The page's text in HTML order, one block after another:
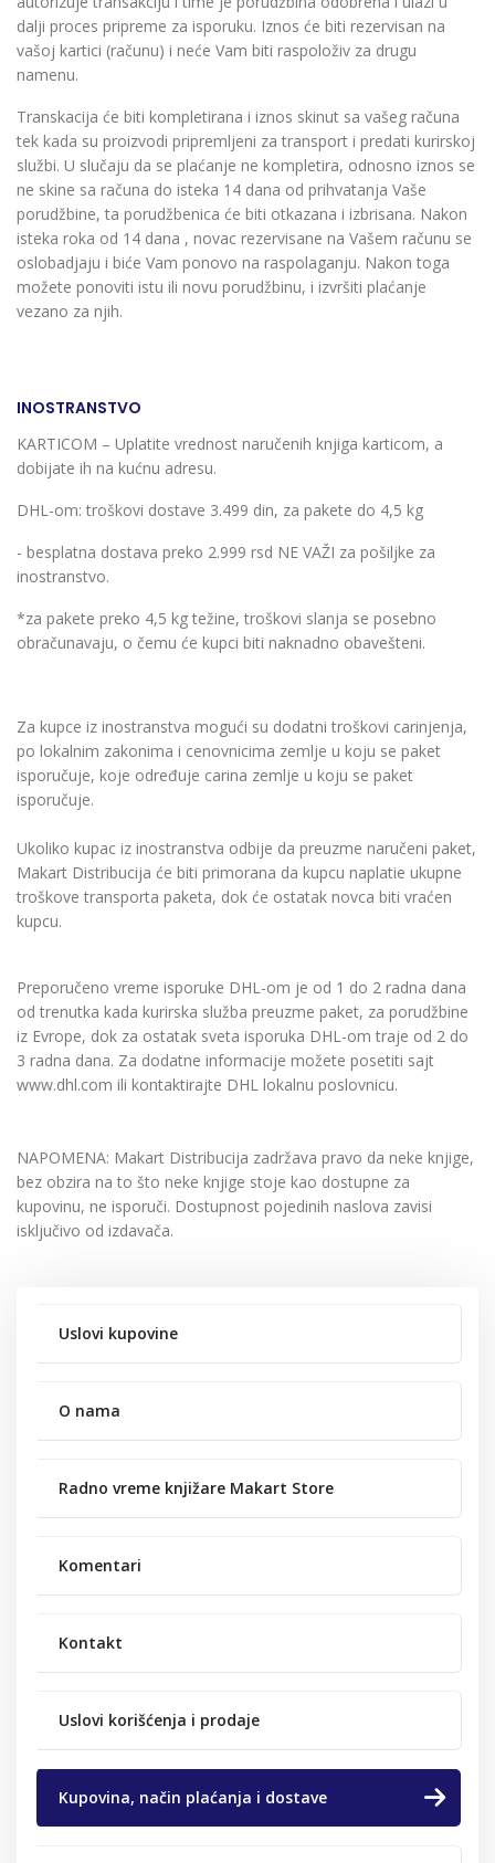
dalji proces pripreme za isporuku. Iznos će biti rezervisan na
vašoj kartici (računu) i neće Vam biti raspoloživ za drugu
namenu.
Transkacija će biti kompletirana i iznos skinut sa vašeg računa
tek kada su proizvodi pripremljeni za transport i predati kurirskoj
službi. U slučaju da se plaćanje ne kompletira, odnosno iznos se
ne skine sa računa do isteka 14 dana od prihvatanja Vaše
porudžbine, ta porudžbenica će biti otkazana i izbrisana. Nakon
isteka roka od 14 dana , novac rezervisane na Vašem računu se
oslobadjaju i biće Vam ponovo na raspolaganju. Nakon toga
možete ponoviti istu ili novu porudžbinu, i izvršiti plaćanje
vezano za njih.
INOSTRANSTVO
KARTICOM – Uplatite vrednost naručenih knjiga karticom, a
dobijate ih na kućnu adresu.
DHL-om: troškovi dostave 3.499 din, za pakete do 4,5 kg
- besplatna dostava preko 2.999 rsd NE VAŽI za pošiljke za
inostranstvo.
*za pakete preko 4,5 kg težine, troškovi slanja se posebno
obračunavaju, o čemu će kupci biti naknadno obavešteni.
Za kupce iz inostranstva mogući su dodatni troškovi carinjenja,
po lokalnim zakonima i cenovnicima zemlje u koju se paket
isporučuje, koje određuje carina zemlje u koju se paket
isporučuje.
Ukoliko kupac iz inostranstva odbije da preuzme naručeni paket,
Makart Distribucija će biti primorana da kupcu naplatie ukupne
troškove transporta paketa, dok će ostatak novca biti vraćen
kupcu.
Preporučeno vreme isporuke DHL-om je od 1 do 2 radna dana
od trenutka kada kurirska služba preuzme paket, za porudžbine
iz Evrope, dok za ostatak sveta isporuka DHL-om traje od 2 do
3 radna dana. Za dodatne informacije možete posetiti sajt
www.dhl.com ili kontaktirajte DHL lokalnu poslovnicu.
NAPOMENA: Makart Distribucija zadržava pravo da neke knjige,
bez obzira na to što neke knjige stoje kao dostupne za
kupovinu, ne isporuči. Dostupnost pojedinih naslova zavisi
isključivo od izdavača.
Uslovi kupovine
O nama
Radno vreme knjižare Makart Store
Komentari
Kontakt
Uslovi korišćenja i prodaje
Kupovina, način plaćanja i dostave